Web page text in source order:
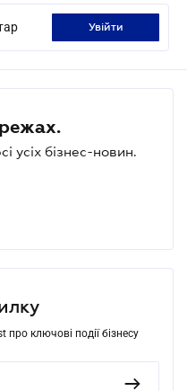
увійти
усіх бізнес-новин.
ключові події бізнесу